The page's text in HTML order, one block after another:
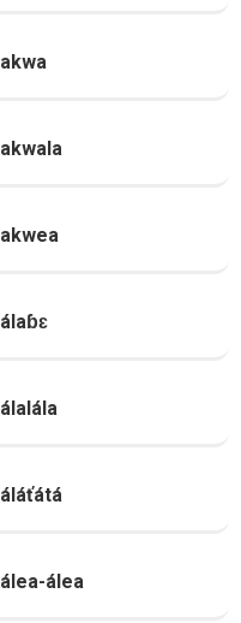
akwa
akwala
akwea
álaɓɛ
álalála
áláťátá
álea-álea